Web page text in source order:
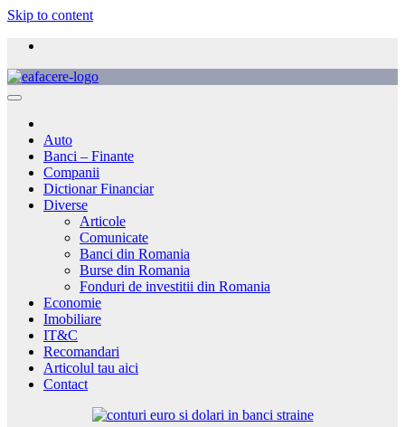
Skip to content
Auto
Banci – Finante
Companii
Dictionar Financiar
Diverse
Articole
Comunicate
Banci din Romania
Burse din Romania
Fonduri de investitii din Romania
Economie
Imobiliare
IT&C
Recomandari
Articolul tau aici
Contact